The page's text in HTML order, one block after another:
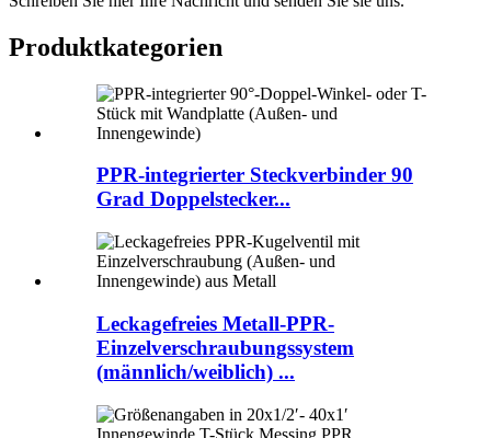
Produktkategorien
PPR-integrierter Steckverbinder 90
Grad Doppelstecker...
Leckagefreies Metall-PPR-
Einzelverschraubungssystem
(männlich/weiblich) ...